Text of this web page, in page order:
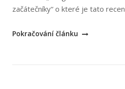
začátečníky“ o které je tato
„Petr
Pokračování článku